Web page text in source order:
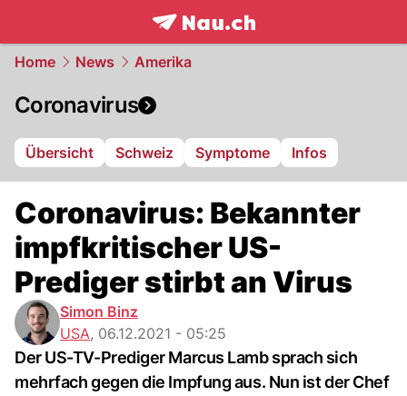
frontpage.NAU.ch
Home News Amerika
Coronavirus
Übersicht Schweiz Symptome Infos
Coronavirus: Bekannter
impfkritischer US-
Prediger stirbt an Virus
Simon Binz
USA, 06.12.2021 - 05:25
Der US-TV-Prediger Marcus Lamb sprach sich
mehrfach gegen die Impfung aus. Nun ist der Chef